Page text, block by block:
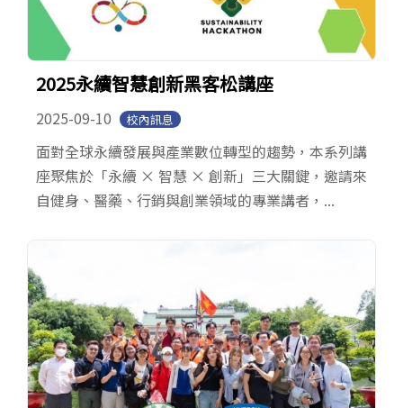
2025永續智慧創新黑客松講座
2025-09-10 校內訊息
面對全球永續發展與產業數位轉型的趨勢，本系列講
座聚焦於「永續 × 智慧 × 創新」三大關鍵，邀請來
自健身、醫藥、行銷與創業領域的專業講者，...